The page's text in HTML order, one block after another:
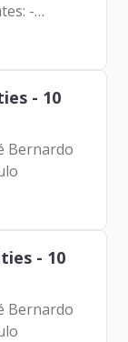
-
SP
- 10
Bernardo
- 10
Bernardo